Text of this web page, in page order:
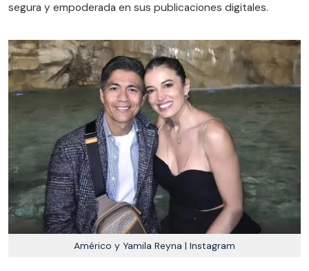
segura y empoderada en sus publicaciones digitales.
Américo y Yamila Reyna | Instagram